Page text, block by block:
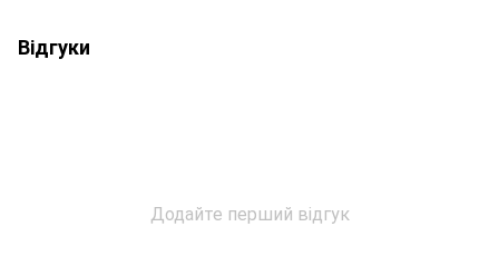
Відгуки
Додайте перший відгук